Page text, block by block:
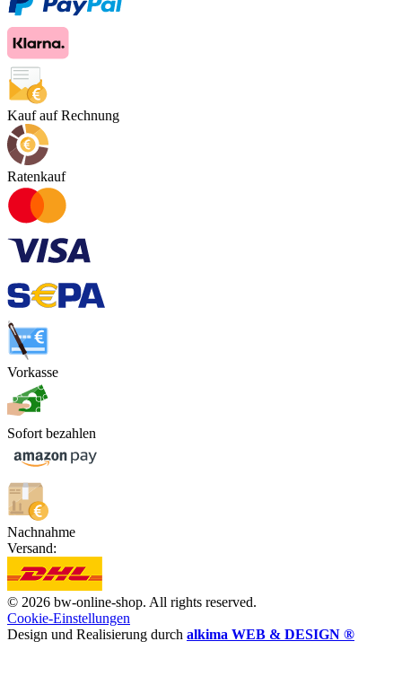
Kauf auf Rechnung
Ratenkauf
Vorkasse
Sofort bezahlen
Nachnahme
Versand:
© 2026 bw-online-shop. All rights reserved.
Cookie-Einstellungen
Design und Realisierung durch alkima WEB & DESIGN ®